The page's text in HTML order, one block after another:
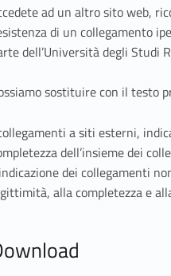
ad un altro sito web,
di un collegamento
dell’Università degli Studi
sostituire con il testo
a siti esterni,
dell’insieme dei
dei collegamenti
alla completezza e